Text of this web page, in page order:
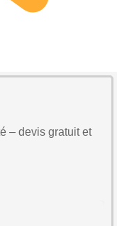
– devis gratuit et